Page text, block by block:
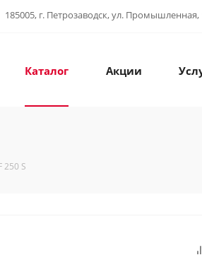
185005, г. Петрозаводск, ул. Промышленная,
Каталог Акции
250 S